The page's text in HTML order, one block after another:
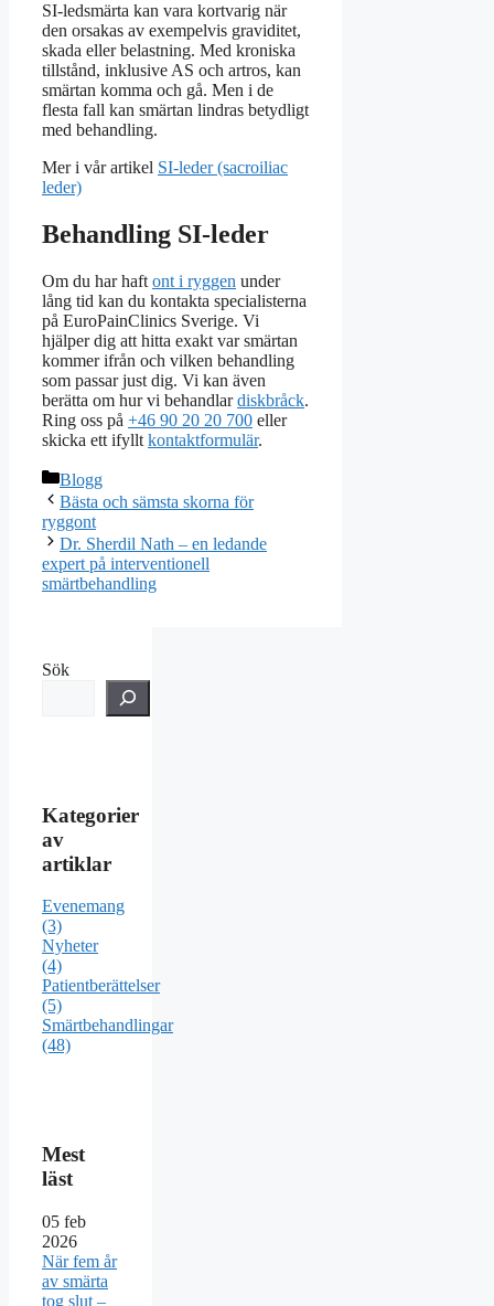
SI-ledsmärta kan vara kortvarig när
den orsakas av exempelvis graviditet,
skada eller belastning. Med kroniska
tillstånd, inklusive AS och artros, kan
smärtan komma och gå. Men i de
flesta fall kan smärtan lindras betydligt
med behandling.
Mer i vår artikel SI-leder (sacroiliac
leder)
Behandling SI-leder
Om du har haft ont i ryggen under
lång tid kan du kontakta specialisterna
på EuroPainClinics Sverige. Vi
hjälper dig att hitta exakt var smärtan
kommer ifrån och vilken behandling
som passar just dig. Vi kan även
berätta om hur vi behandlardiskbråck.
Ring oss på +46 90 20 20 700 eller
skicka ett ifyllt kontaktformulär.
Kategorier
Blogg
Bästa och sämsta skorna för
ryggont
Dr. Sherdil Nath – en ledande
expert på interventionell
smärtbehandling
Sök
Kategorier
av
artiklar
Evenemang
(3)
Nyheter
(4)
Patientberättelser
(5)
Smärtbehandlingar
(48)
Mest
läst
05 feb
2026
När fem år
av smärta
tog slut –